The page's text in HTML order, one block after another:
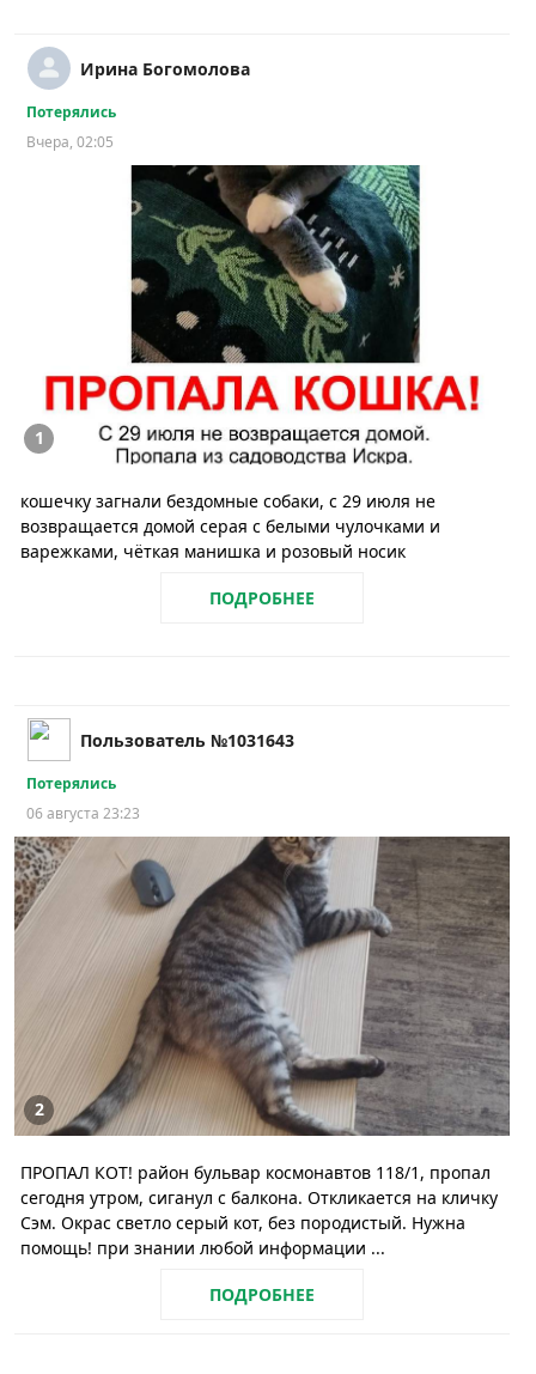
Ирина Богомолова
Потерялись
Вчера, 02:05
1
кошечку загнали бездомные собаки, с 29 июля не
возвращается домой серая с белыми чулочками и
варежками, чёткая манишка и розовый носик
ПОДРОБНЕЕ
Пользователь №1031643
Потерялись
06 августа 23:23
2
ПРОПАЛ КОТ! район бульвар космонавтов 118/1, пропал
сегодня утром, сиганул с балкона. Откликается на кличку
Сэм. Окрас светло серый кот, без породистый. Нужна
помощь! при знании любой информации ...
ПОДРОБНЕЕ